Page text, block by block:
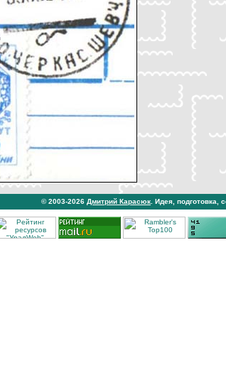
© 2003-2026 Дмитрий Карасюк . Идея, подготовка,